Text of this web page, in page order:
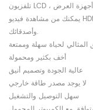
يمكنك من مشاهدة فيديو HDMI على شاشة كبيرة والاستمتاع به مع عائلتك
وأصدقائك.
أخف بكثير ومحمولة
عالية الجودة وتصميم أنيق
لا يوجد مصدر طاقة خارجي
سهل التوصيل والتشغيل